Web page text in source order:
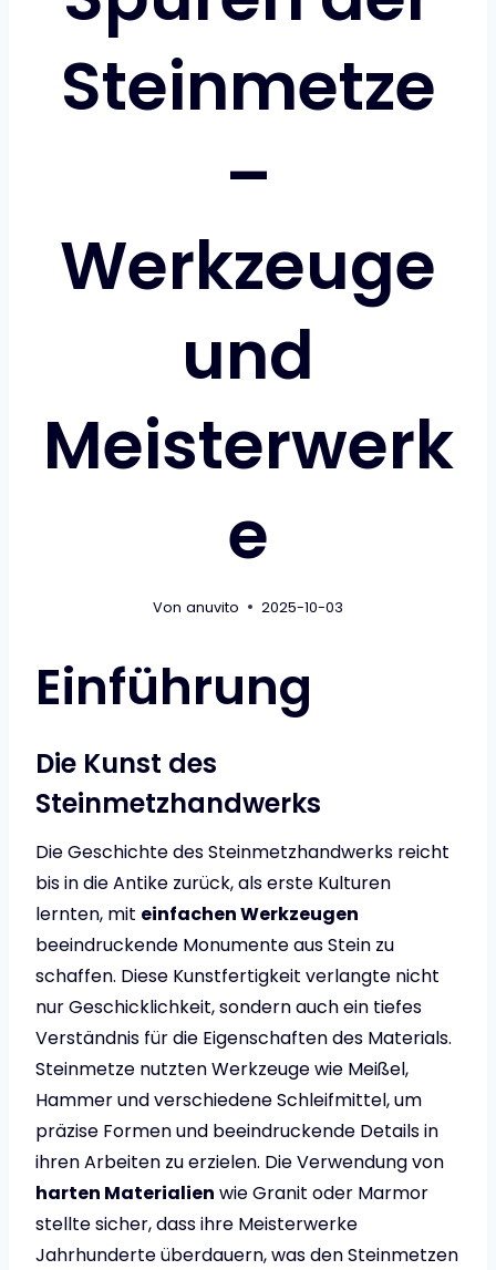
Steinmetze
–
Werkzeuge
und
Meisterwerk
e
Von anuvito 2025-10-03
Einführung
Die Kunst des
Steinmetzhandwerks
Die Geschichte des Steinmetzhandwerks reicht
bis in die Antike zurück, als erste Kulturen
lernten, mit einfachen Werkzeugen
beeindruckende Monumente aus Stein zu
schaffen. Diese Kunstfertigkeit verlangte nicht
nur Geschicklichkeit, sondern auch ein tiefes
Verständnis für die Eigenschaften des Materials.
Steinmetze nutzten Werkzeuge wie Meißel,
Hammer und verschiedene Schleifmittel, um
präzise Formen und beeindruckende Details in
ihren Arbeiten zu erzielen. Die Verwendung von
harten Materialien wie Granit oder Marmor
stellte sicher, dass ihre Meisterwerke
Jahrhunderte überdauern, was den Steinmetzen